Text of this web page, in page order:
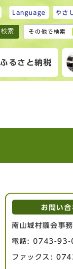
Language やさ
検索 その他で検索
ふるさと納税
お問い合
南山城村議会事
電話: 0743-93-
ファックス: